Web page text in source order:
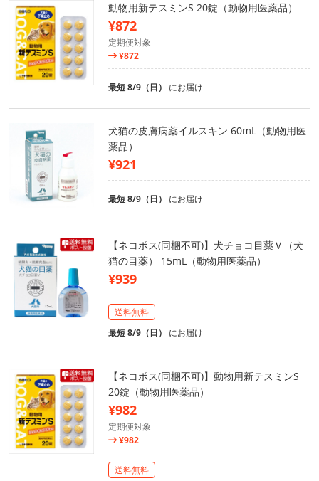
動物用新テスミンS 20錠（動物用医薬品）
¥872
定期便対象
¥872
最短 8/9（日） にお届け
犬猫の皮膚病薬イルスキン 60mL（動物用医
薬品）
¥921
最短 8/9（日） にお届け
【ネコポス(同梱不可)】犬チョコ目薬Ｖ（犬
猫の目薬） 15mL（動物用医薬品）
¥939
送料無料
最短 8/9（日） にお届け
【ネコポス(同梱不可)】動物用新テスミンS
20錠（動物用医薬品）
¥982
定期便対象
¥982
送料無料